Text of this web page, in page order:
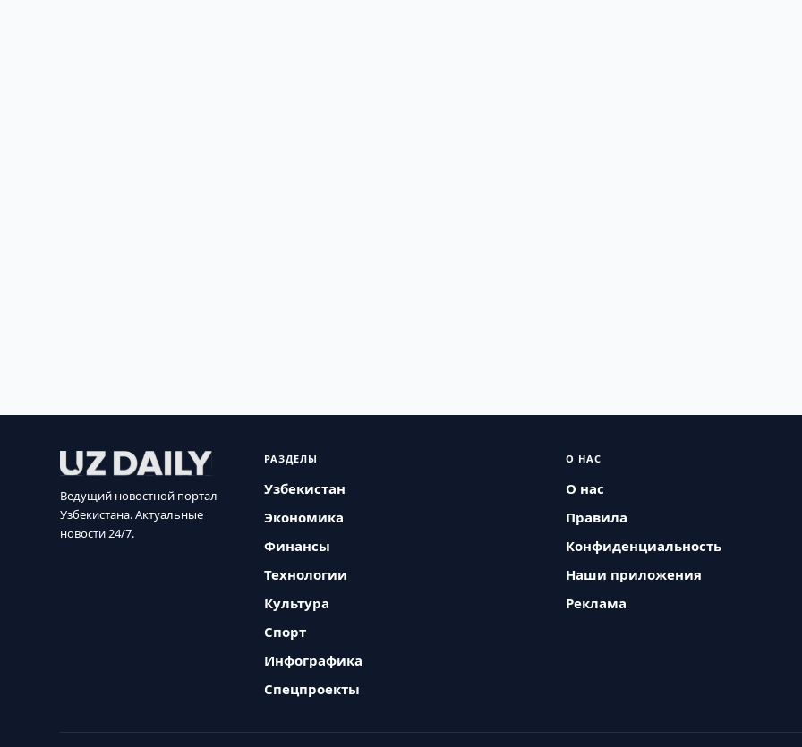
Ведущий новостной портал
Узбекистана. Актуальные
новости 24/7.
РАЗДЕЛЫ
Узбекистан
Экономика
Финансы
Технологии
Культура
Спорт
Инфографика
Спецпроекты
О НАС
О нас
Правила
Конфиденциальность
Наши приложения
Реклама